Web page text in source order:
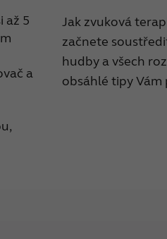
až 5
a
Jak zvuková
začnete
hudby a všech
obsáhlé tipy